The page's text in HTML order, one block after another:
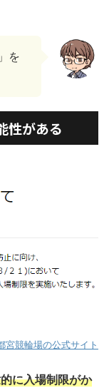
」を
性がある
宮競輪場の公式サイト
に入場制限がか